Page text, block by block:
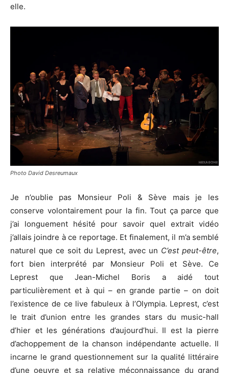
elle.
Photo David Desreumaux
Je n’oublie pas Monsieur Poli & Sève mais je les
conserve volontairement pour la fin. Tout ça parce que
j’ai longuement hésité pour savoir quel extrait vidéo
j’allais joindre à ce reportage. Et finalement, il m’a semblé
naturel que ce soit du Leprest, avec un C’est peut-être,
fort bien interprété par Monsieur Poli et Sève. Ce
Leprest que Jean-Michel Boris a aidé tout
particulièrement et à qui – en grande partie – on doit
l’existence de ce live fabuleux à l’Olympia. Leprest, c’est
le trait d’union entre les grandes stars du music-hall
d’hier et les générations d’aujourd’hui. Il est la pierre
d’achoppement de la chanson indépendante actuelle. Il
incarne le grand questionnement sur la qualité littéraire
d’une oeuvre et sa relative méconnaissance du grand